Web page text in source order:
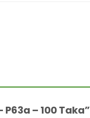
– 100 Taka”